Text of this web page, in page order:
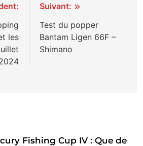
les
Suivant:
Test du popper
Bantam Ligen 66F –
Shimano
Fishing Cup IV : Que de